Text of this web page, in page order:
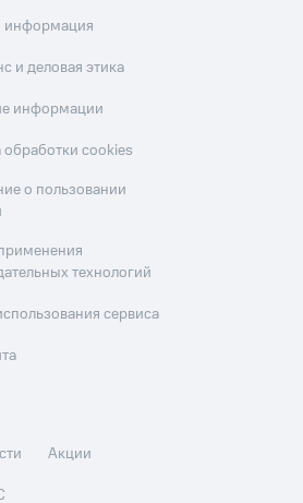
информация
и деловая этика
информации
обработки cookies
о пользовании
технологий
сервиса
Акции